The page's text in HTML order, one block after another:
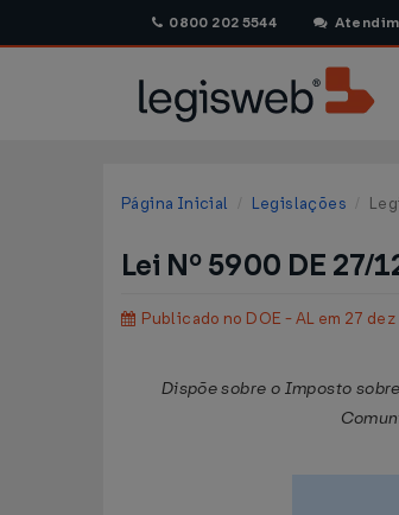
0800 202 5544
Página Inicial Legislações
Lei Nº 5900 DE 27/
Publicado no DOE - AL em 27
Dispõe sobre o Imposto